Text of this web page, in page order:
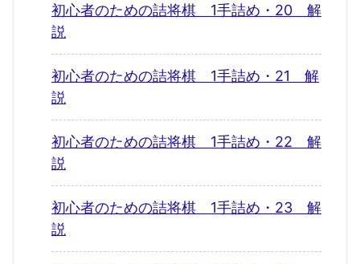
初心者のための詰将棋 1手詰め・20 解
説
初心者のための詰将棋 1手詰め・21 解
説
初心者のための詰将棋 1手詰め・22 解
説
初心者のための詰将棋 1手詰め・23 解
説